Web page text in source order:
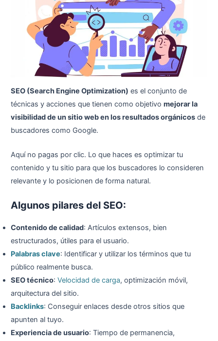
SEO (Search Engine Optimization) es el conjunto de
técnicas y acciones que tienen como objetivomejorar la
visibilidad de un sitio web en los resultados orgánicos de
buscadores como Google.
Aquí no pagas por clic. Lo que haces es optimizar tu
contenido y tu sitio para que los buscadores lo consideren
relevante y lo posicionen de forma natural.
Algunos pilares del SEO:
Contenido de calidad: Artículos extensos, bien
estructurados, útiles para el usuario.
Palabras clave: Identificar y utilizar los términos que tu
público realmente busca.
SEO técnico:Velocidad de carga, optimización móvil,
arquitectura del sitio.
Backlinks: Conseguir enlaces desde otros sitios que
apunten al tuyo.
Experiencia de usuario: Tiempo de permanencia,